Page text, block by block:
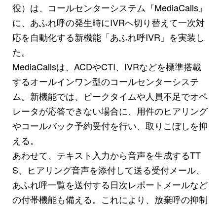
役）は、コールセンターシステム『MediaCalls』
に、あふれ呼の発生時にIVRへ切り替えて一次対
応を自動化する新機能「あふれ呼IVR」を実装し
た。
MediaCallsは、ACDやCTI、IVRなどを標準搭載
するオールインワン型のコールセンターシステ
ム。新機能では、ピークタイムや人員不足でオペ
レータが応答できない場合に、用件のヒアリング
やコールバック予約受付を行い、取りこぼしを抑
える。
あわせて、テキスト入力から音声を生成するTT
S、ヒアリング音声を添付して送る受付メール、
あふれ呼一覧を送付する日次レポートメールなど
の付帯機能も備える。これにより、放棄呼の抑制